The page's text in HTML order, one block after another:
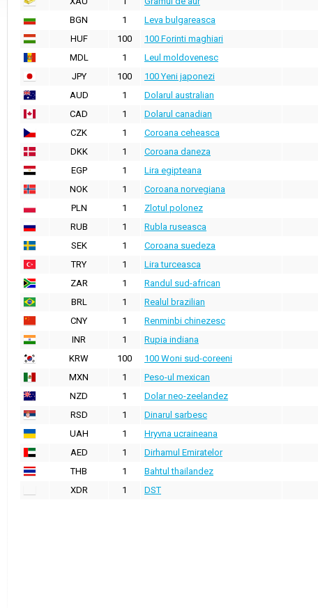
BGN
1 Leva bulgareasca
HUF
100 100 Forinti maghiari
MDL
1 Leul moldovenesc
JPY
100 100 Yeni japonezi
AUD
1 Dolarul australian
CAD
1 Dolarul canadian
CZK
1 Coroana ceheasca
DKK
1 Coroana daneza
EGP
1 Lira egipteana
NOK
1 Coroana norvegiana
PLN
1 Zlotul polonez
RUB
1 Rubla ruseasca
SEK
1 Coroana suedeza
TRY
1 Lira turceasca
ZAR
1 Randul sud-african
BRL
1 Realul brazilian
CNY
1 Renminbi chinezesc
INR
1 Rupia indiana
KRW
100 100 Woni sud-coreeni
MXN
1 Peso-ul mexican
NZD
1 Dolar neo-zeelandez
RSD
1 Dinarul sarbesc
UAH
1 Hryvna ucraineana
AED
1 Dirhamul Emiratelor
THB
1 Bahtul thailandez
XDR
1 DST